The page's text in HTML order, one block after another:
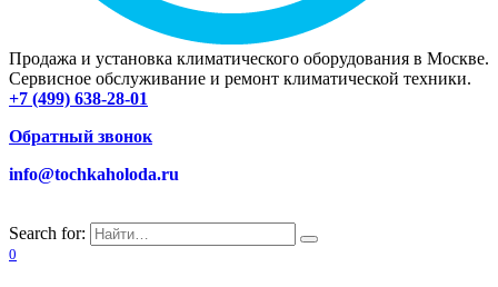
Продажа и установка климатического оборудования в Москве.
Сервисное обслуживание и ремонт климатической техники.
+7 (499) 638-28-01
Обратный звонок
info@tochkaholoda.ru
Search for:
0